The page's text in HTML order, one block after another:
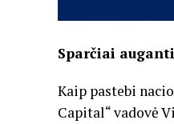
Sparčiai
Kaip pastebi
Capital“ vadovė